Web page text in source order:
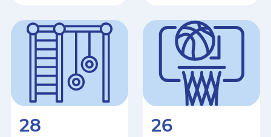
Магаданская область
Республика Марий Эл
Республика Мордовия
Москва
28 26